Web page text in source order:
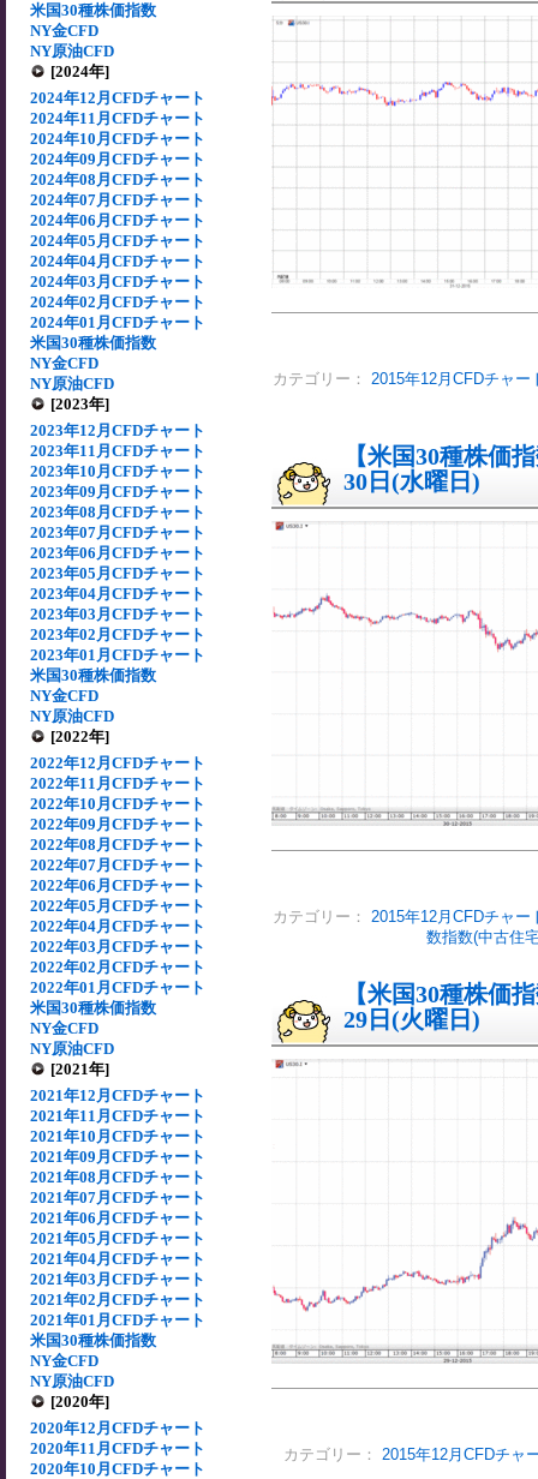
米国30種株価指数
NY金CFD
NY原油CFD
[2024年]
2024年12月CFDチャート
2024年11月CFDチャート
2024年10月CFDチャート
2024年09月CFDチャート
2024年08月CFDチャート
2024年07月CFDチャート
2024年06月CFDチャート
2024年05月CFDチャート
2024年04月CFDチャート
2024年03月CFDチャート
2024年02月CFDチャート
2024年01月CFDチャート
米国30種株価指数
NY金CFD
NY原油CFD
[2023年]
2023年12月CFDチャート
2023年11月CFDチャート
2023年10月CFDチャート
2023年09月CFDチャート
2023年08月CFDチャート
2023年07月CFDチャート
2023年06月CFDチャート
2023年05月CFDチャート
2023年04月CFDチャート
2023年03月CFDチャート
2023年02月CFDチャート
2023年01月CFDチャート
米国30種株価指数
NY金CFD
NY原油CFD
[2022年]
2022年12月CFDチャート
2022年11月CFDチャート
2022年10月CFDチャート
2022年09月CFDチャート
2022年08月CFDチャート
2022年07月CFDチャート
2022年06月CFDチャート
2022年05月CFDチャート
2022年04月CFDチャート
2022年03月CFDチャート
2022年02月CFDチャート
2022年01月CFDチャート
米国30種株価指数
NY金CFD
NY原油CFD
[2021年]
2021年12月CFDチャート
2021年11月CFDチャート
2021年10月CFDチャート
2021年09月CFDチャート
2021年08月CFDチャート
2021年07月CFDチャート
2021年06月CFDチャート
2021年05月CFDチャート
2021年04月CFDチャート
2021年03月CFDチャート
2021年02月CFDチャート
2021年01月CFDチャート
米国30種株価指数
NY金CFD
NY原油CFD
[2020年]
2020年12月CFDチャート
2020年11月CFDチャート
2020年10月CFDチャート
カテゴリー： 2015年12月CFDチャー
【米国30種株価
30日(水曜日)
カテゴリー： 2015年12月CFDチャー
数指数(中古住
【米国30種株価
29日(火曜日)
カテゴリー： 2015年12月CFDチャ